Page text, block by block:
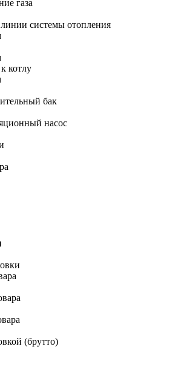
газа
системы отопления
котлу
бак
насос
(брутто)